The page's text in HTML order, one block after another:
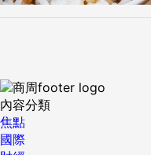
內容分類
焦點
國際